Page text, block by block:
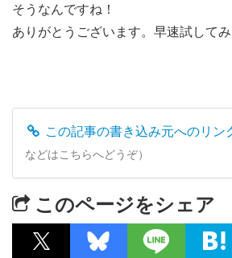
そうなんですね！
ありがとうございます。早速試してみ
この記事の書き込み元へのリン
などはこちらへどうぞ）
このページをシェア